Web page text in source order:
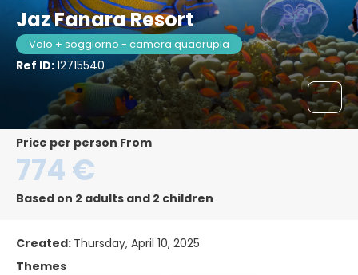
Jaz Fanara Resort
Volo + soggiorno - camera quadrupla
Ref ID:12715540
price per person From
774 €
Based on 2 adults and 2 children
Created: Thursday, April 10, 2025
Themes